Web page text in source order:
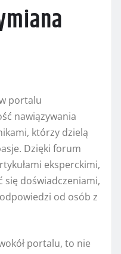
portalu
nawiązywania
którzy dzielą
Dzięki forum
eksperckimi,
się doświadczeniami,
od osób z
portalu, to nie